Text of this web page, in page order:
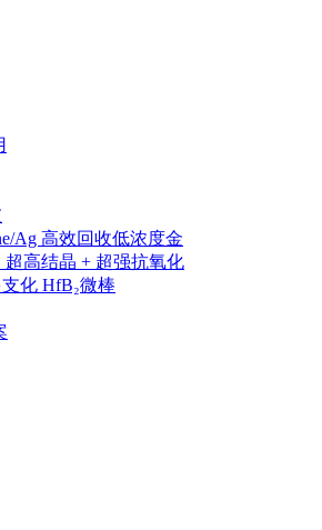
Ag 高效回收低浓度金
超高结晶 + 超强抗氧化
化 HfB₂微棒